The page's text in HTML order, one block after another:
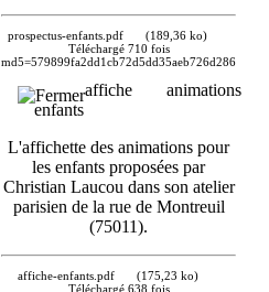
prospectus-enfants.pdf
(189,36 ko)
Téléchargé 710 fois
md5=579899fa2dd1cb72d5dd35aeb726d286
affiche animations
enfants
L'affichette des animations pour
les enfants proposées par
Christian Laucou dans son atelier
parisien de la rue de Montreuil
(75011).
affiche-enfants.pdf
(175,23 ko)
Téléchargé 638 fois